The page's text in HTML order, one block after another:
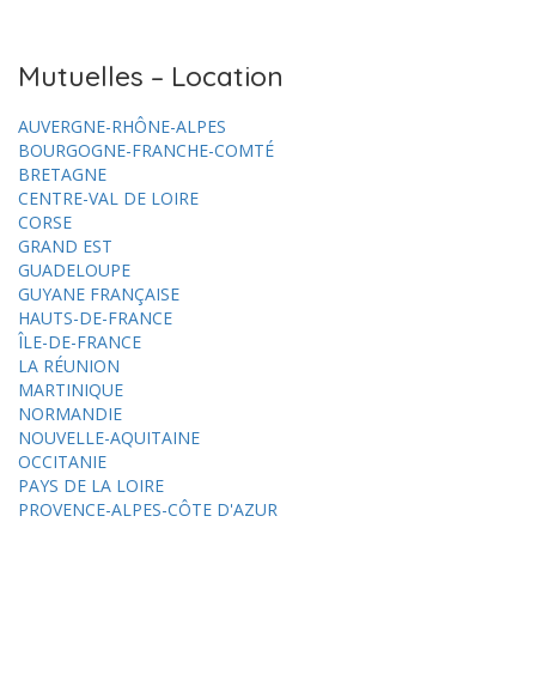
Mutuelles – Location
AUVERGNE-RHÔNE-ALPES
BOURGOGNE-FRANCHE-COMTÉ
BRETAGNE
CENTRE-VAL DE LOIRE
CORSE
GRAND EST
GUADELOUPE
GUYANE FRANÇAISE
HAUTS-DE-FRANCE
ÎLE-DE-FRANCE
LA RÉUNION
MARTINIQUE
NORMANDIE
NOUVELLE-AQUITAINE
OCCITANIE
PAYS DE LA LOIRE
PROVENCE-ALPES-CÔTE D'AZUR